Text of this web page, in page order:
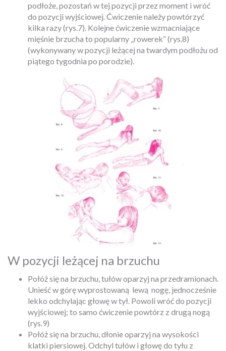
podłoże, pozostań w tej pozycji przez moment i wróć
do pozycji wyjściowej. Ćwiczenie należy powtórzyć
kilka razy(rys.7). Kolejne ćwiczenie wzmacniające
mięśnie brzucha to popularny „rowerek” (rys.8)
(wykonywany w pozycji leżącej na twardym podłożu od
piątego tygodnia po porodzie).
W pozycji leżącej na brzuchu
Połóż się na brzuchu, tułów oparzyj na przedramionach.
Unieść w górę wyprostowaną lewą nogę, jednocześnie
lekko odchylając głowę w tył. Powoli wróć do pozycji
wyjściowej; to samo ćwiczenie powtórz z drugą nogą
(rys.9)
Połóż się na brzuchu, dłonie oparzyj na wysokości
klatki piersiowej. Odchyl tułów i głowę do tyłu z